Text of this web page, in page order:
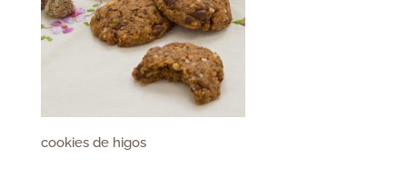
cookies de higos